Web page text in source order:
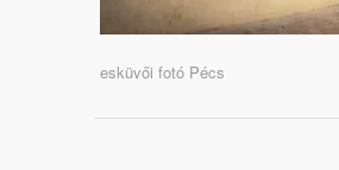
esküvői fotó Pécs